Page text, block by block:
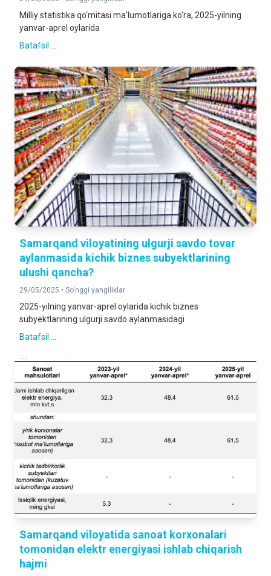
Milliy statistika qo‘mitasi ma'lumotlariga ko‘ra, 2025-yilning
yanvar-aprel oylarida
Batafsil ...
Samarqand viloyatining ulgurji savdo tovar
aylanmasida kichik biznes subyektlarining
ulushi qancha?
29/05/2025 • So‘nggi yangiliklar
2025-yilning yanvar-aprel oylarida kichik biznes
subyektlarining ulgurji savdo aylanmasidagi
Batafsil ...
Samarqand viloyatida sanoat korxonalari
tomonidan elektr energiyasi ishlab chiqarish
hajmi